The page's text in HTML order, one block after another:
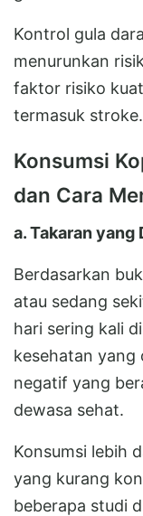
Kontrol gula
menurunkan
faktor risiko
termasuk stroke.
Konsumsi
dan Cara
a. Takaran yang
Berdasarkan
atau sedang
hari sering kali
kesehatan yang
negatif yang
dewasa sehat.
Konsumsi lebih
yang kurang
beberapa studi